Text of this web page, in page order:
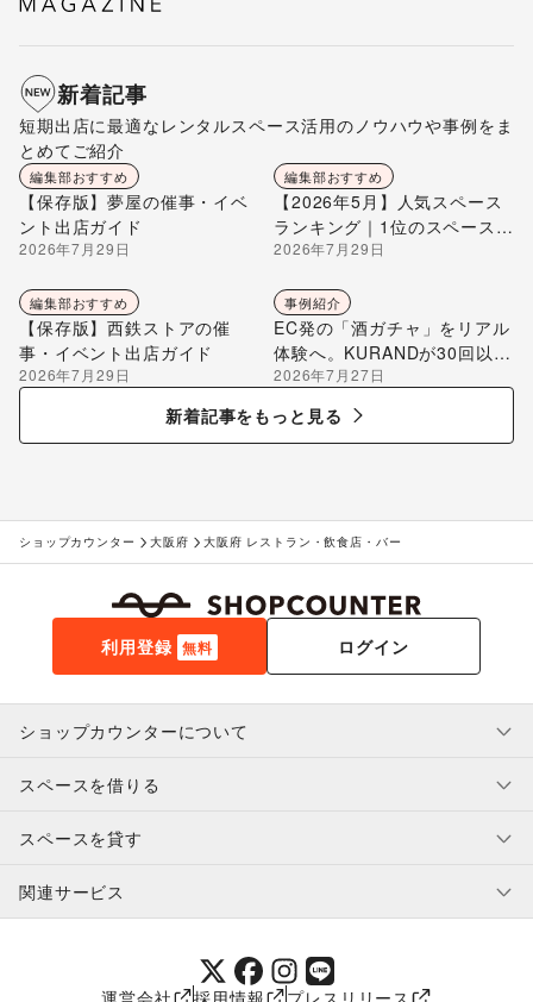
新着記事
短期出店に最適なレンタルスペース活用のノウハウや事例をま
とめてご紹介
編集部おすすめ
【保存版】夢屋の催事・イベ
ント出店ガイド
2026年7月29日
編集部おすすめ
【2026年5月】人気スペース
ランキング｜1位のスペースを
編集部が解説
2026年7月29日
編集部おすすめ
【保存版】西鉄ストアの催
事・イベント出店ガイド
2026年7月29日
事例紹介
EC発の「酒ガチャ」をリアル
体験へ。KURANDが30回以上
のポップアップ出店で届け
る“新しいお酒との出会い”
2026年7月27日
新着記事をもっと見る
ショップカウンター 大阪府 大阪府 レストラン・飲食店・バー
利用登録 無料 ログイン
ショップカウンターについて
利用規約・ガイドライン
特定商取引法に基づく表示
補償プログラム
スペースを借りる
スペースを借りたい人へ
ユーザー利用規約
提携パートナー
スペースを貸す
スペースを貸したい方へ
オーナー利用規約
関連サービス
SHOPCOUNTER MAGAZINE
運営会社 採用情報 プレスリリース